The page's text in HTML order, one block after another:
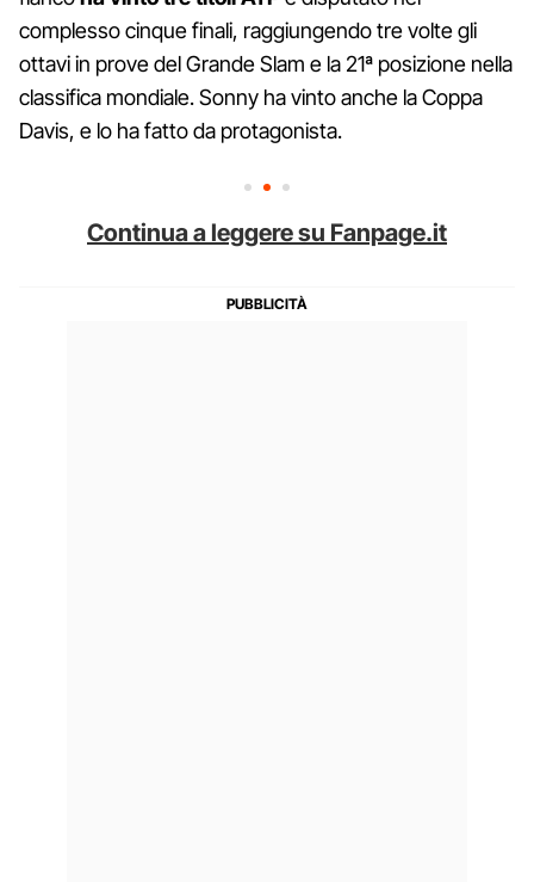
complesso cinque finali, raggiungendo tre volte gli
ottavi in prove del Grande Slam e la 21ª posizione nella
classifica mondiale. Sonny ha vinto anche la Coppa
Davis, e lo ha fatto da protagonista.
Continua a leggere su Fanpage.it